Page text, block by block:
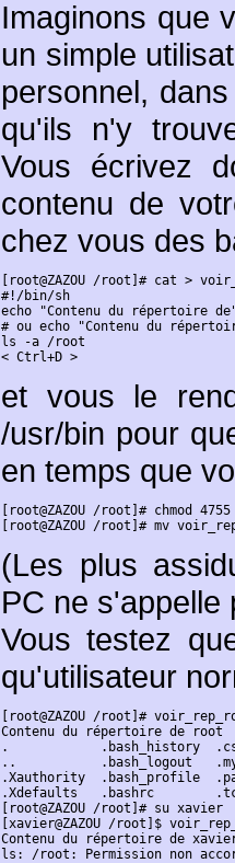
Imaginons que
un simple
personnel,
qu'ils n'y
Vous écrivez
contenu de
chez vous des
[root@ZAZOU /root]# cat >
#!/bin/sh
echo "Contenu du répertoire
# ou echo "Contenu du
ls -a /root
< Ctrl+D >
et vous le
/usr/bin pour
en temps que
[root@ZAZOU /root]# chmod
[root@ZAZOU /root]# mv
(Les plus
PC ne s'appelle
Vous testez
qu'utilisateur
[root@ZAZOU /root]#
Contenu du répertoire de root
.            .bash_history
..           .bash_logout
.Xauthority  .bash_profile
.Xdefaults   .bashrc
[root@ZAZOU /root]# su xavier
[xavier@ZAZOU /root]$
Contenu du répertoire de
ls: /root: Permission non